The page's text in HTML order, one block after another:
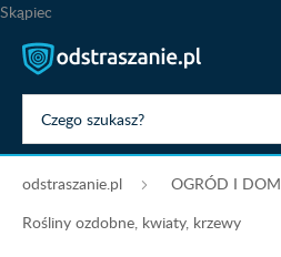
Skąpiec
odstraszanie.pl OGRÓD I DOM
Rośliny ozdobne, kwiaty, krzewy